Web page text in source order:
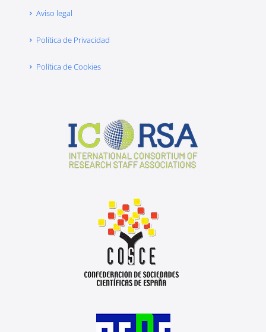
Aviso legal
Política de Privacidad
Política de Cookies